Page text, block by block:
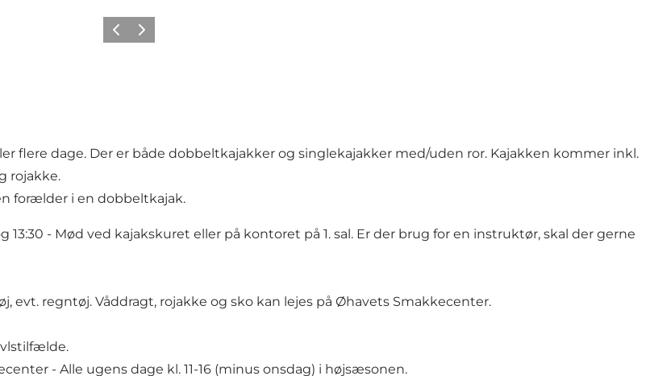
ForrigeNæste
flere dage. Der er både dobbeltkajakker og singlekajakker med/uden ror. Kajakken kommer inkl.
rojakke.
forælder i en dobbeltkajak.
- Mød ved kajakskuret eller på kontoret på 1. sal. Er der brug for en instruktør, skal der gerne
regntøj. Våddragt, rojakke og sko kan lejes på Øhavets Smakkecenter.
- Alle ugens dage kl. 11-16 (minus onsdag) i højsæsonen.